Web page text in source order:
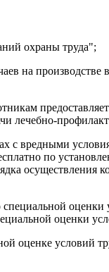
охраны труда";
на производстве
лечебно-
с вредными
по
осуществления
оценки
оценки
оценке условий